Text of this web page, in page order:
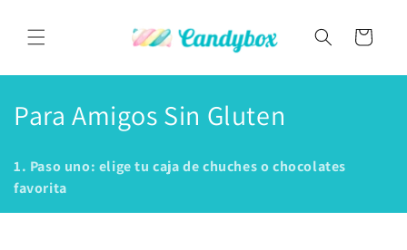
al contenido
Carrito
C
l
e
Para Amigos Sin Gluten
1. Paso uno: elige tu caja de chuches o chocolates
favorita